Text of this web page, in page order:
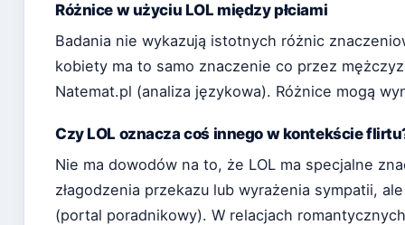
Różnice w użyciu LOL między płciami
Badania nie wykazują istotnych różnic
kobiety ma to samo znaczenie co przez
Natemat.pl (analiza językowa). Różnice mogą
Czy LOL oznacza coś innego w kontekście
Nie ma dowodów na to, że LOL ma specjalne
złagodzenia przekazu lub wyrażenia sympatii,
(portal poradnikowy). W relacjach